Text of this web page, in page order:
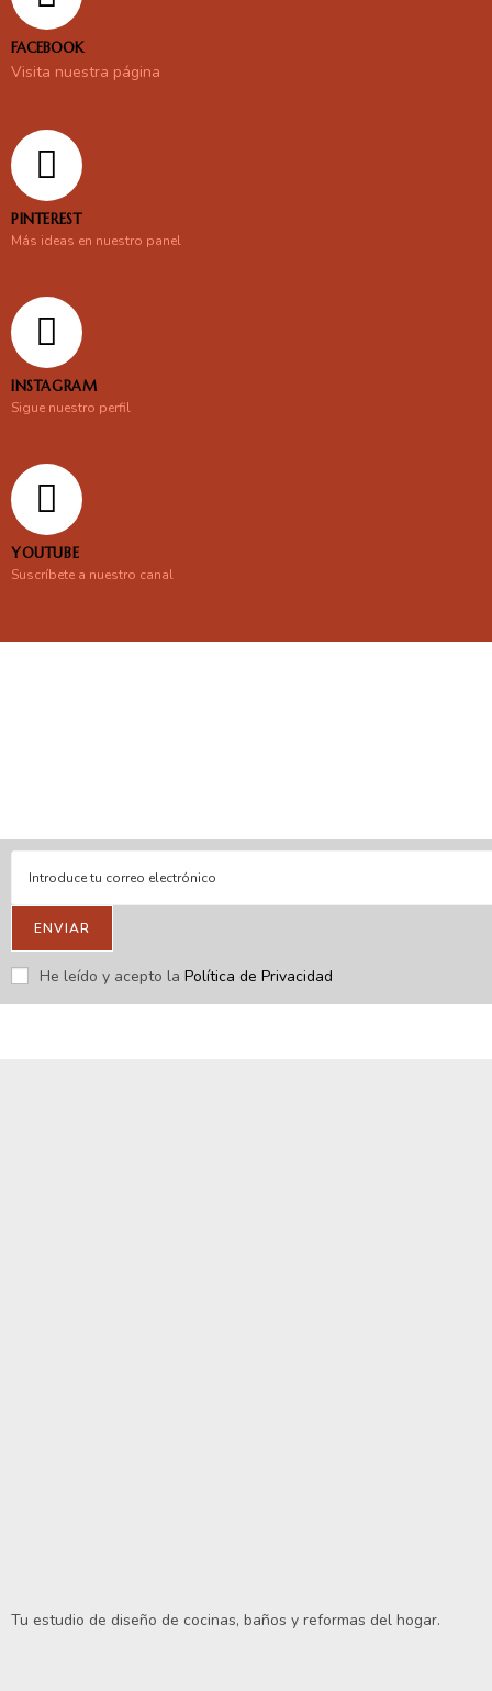
FACEBOOK
Visita nuestra página
PINTEREST
Más ideas en nuestro panel
INSTAGRAM
Sigue nuestro perfil
YOUTUBE
Suscríbete a nuestro canal
ENVIAR
He leído y acepto la Política de Privacidad
Tu estudio de diseño de cocinas, baños y reformas del hogar.